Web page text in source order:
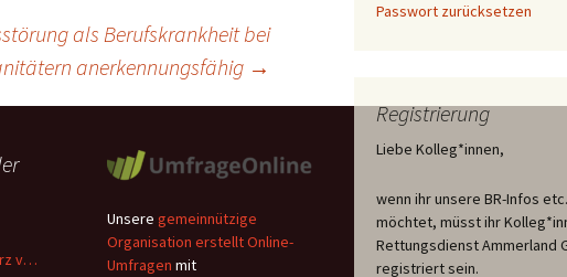
als Berufskrankheit bei
anerkennungsfähig →
Passwort zurücksetzen
Registrierung
Liebe Kolleg*innen,
wenn ihr unsere BR-Infos
möchtet, müsst ihr
Rettungsdienst Ammerland
registriert sein.
vor
Unsere gemeinnützige
Organisation erstellt Online-
Umfragen mit